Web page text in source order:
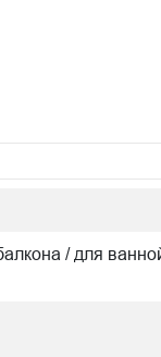
/ для